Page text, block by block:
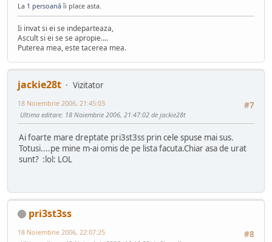
La 1 persoanăîi place asta.
Ii invat si ei se indeparteaza,
Ascult si ei se se apropie....
Puterea mea, este tacerea mea.
jackie28t
Vizitator
#7
18 Noiembrie 2006, 21:45:03
Ultima editare: 18 Noiembrie 2006, 21:47:02 de jackie28t
Ai foarte mare dreptate pri3st3ss prin cele spuse mai sus.
Totusi....pe mine m-ai omis de pe lista facuta.Chiar asa de urat
sunt? :lol: LOL
pri3st3ss
#8
18 Noiembrie 2006, 22:07:25